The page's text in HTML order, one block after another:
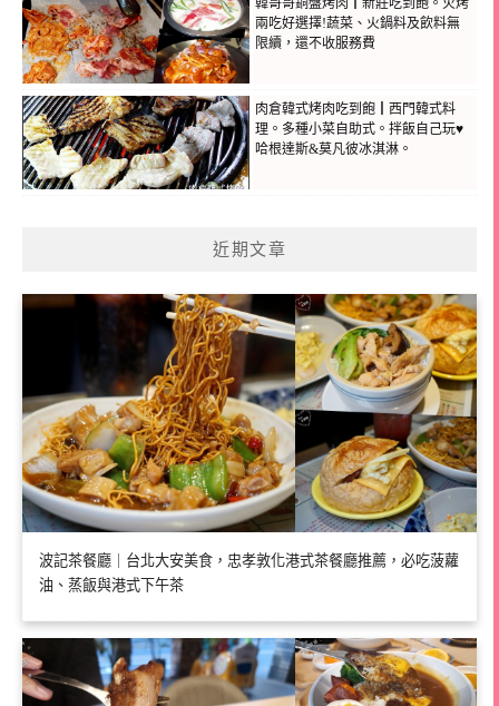
韓哥哥銅盤烤肉┃新莊吃到飽。火烤
兩吃好選擇!蔬菜、火鍋料及飲料無
限續，還不收服務費
肉倉韓式烤肉吃到飽┃西門韓式料
理。多種小菜自助式。拌飯自己玩♥
哈根達斯&莫凡彼冰淇淋。
近期文章
波記茶餐廳｜台北大安美食，忠孝敦化港式茶餐廳推薦，必吃菠蘿
油、蒸飯與港式下午茶